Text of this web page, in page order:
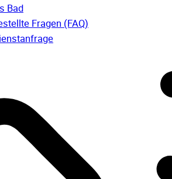
Bad
Fragen (FAQ)